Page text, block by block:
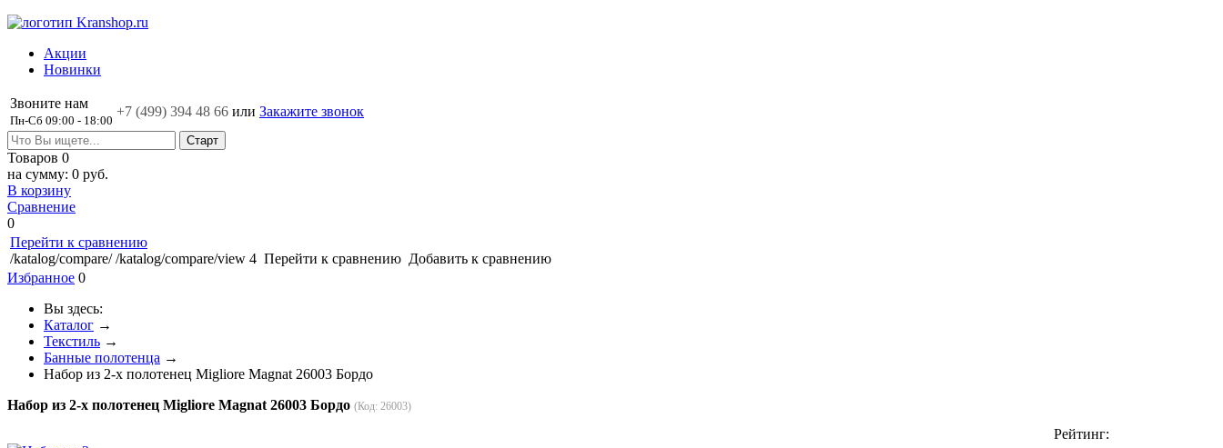
Акции
Новинки
Звоните нам
Пн-Сб 09:00 - 18:00
+7 (499) 394 48 66 или Закажите звонок
Товаров 0
на сумму: 0 руб.
В корзину
Сравнение
0
Перейти к сравнению
/katalog/compare/ /katalog/compare/view 4 Перейти к сравнению Добавить к сравнению
Избранное 0
Вы здесь:
Каталог →
Текстиль →
Банные полотенца →
Набор из 2-х полотенец Migliore Magnat 26003 Бордо
Набор из 2-х полотенец Migliore Magnat 26003 Бордо (Код: 26003)
Рейтинг: